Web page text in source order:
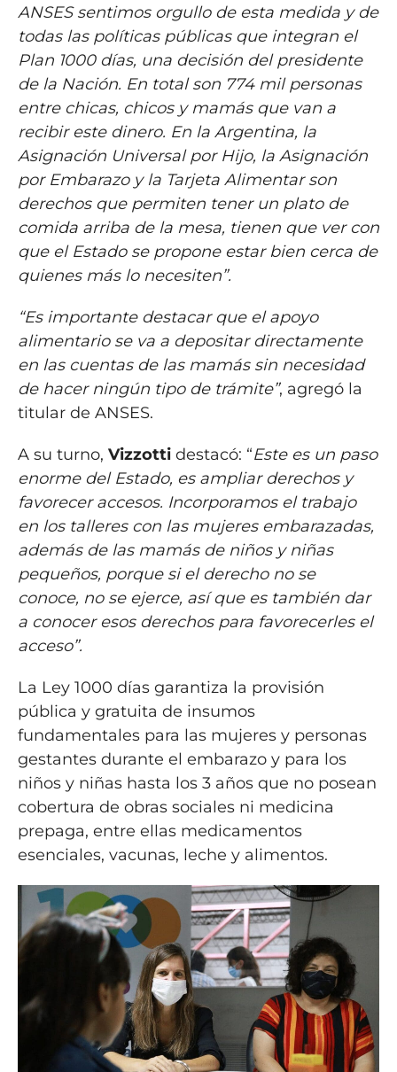
ANSES sentimos orgullo de esta medida y de
todas las políticas públicas que integran el
Plan 1000 días, una decisión del presidente
de la Nación. En total son 774 mil personas
entre chicas, chicos y mamás que van a
recibir este dinero. En la Argentina, la
Asignación Universal por Hijo, la Asignación
por Embarazo y la Tarjeta Alimentar son
derechos que permiten tener un plato de
comida arriba de la mesa, tienen que ver con
que el Estado se propone estar bien cerca de
quienes más lo necesiten”.
“Es importante destacar que el apoyo
alimentario se va a depositar directamente
en las cuentas de las mamás sin necesidad
de hacer ningún tipo de trámite”, agregó la
titular de ANSES.
A su turno, Vizzottidestacó: “Este es un paso
enorme del Estado, es ampliar derechos y
favorecer accesos. Incorporamos el trabajo
en los talleres con las mujeres embarazadas,
además de las mamás de niños y niñas
pequeños, porque si el derecho no se
conoce, no se ejerce, así que es también dar
a conocer esos derechos para favorecerles el
acceso”.
La Ley 1000 días garantiza la provisión
pública y gratuita de insumos
fundamentales para las mujeres y personas
gestantes durante el embarazo y para los
niños y niñas hasta los 3 años que no posean
cobertura de obras sociales ni medicina
prepaga, entre ellas medicamentos
esenciales, vacunas, leche y alimentos.